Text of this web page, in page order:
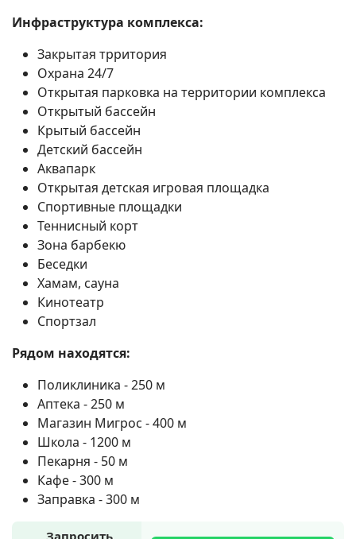
Инфраструктура комплекса:
Закрытая трритория
Охрана 24/7
Открытая парковка на территории комплекса
Открытый бассейн
Крытый бассейн
Детский бассейн
Аквапарк
Открытая детская игровая площадка
Спортивные площадки
Теннисный корт
Зона барбекю
Беседки
Хамам, сауна
Кинотеатр
Спортзал
Рядом находятся:
Поликлиника - 250 м
Аптека - 250 м
Магазин Мигрос - 400 м
Школа - 1200 м
Пекарня - 50 м
Кафе - 300 м
Заправка - 300 м
Запросить